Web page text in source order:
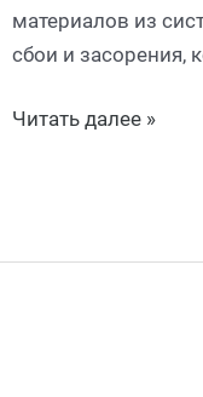
материалов из
сбои и засорения,
Читать далее »